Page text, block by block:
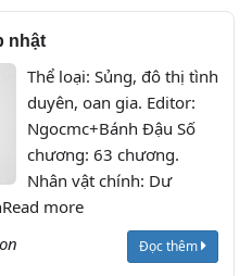
nhật
Thể loại: Sủng, đô thị tình
duyên, oan gia. Editor:
Ngocmc+Bánh Đậu Số
chương: 63 chương.
Nhân vật chính: Dư
more
Đọc thêm